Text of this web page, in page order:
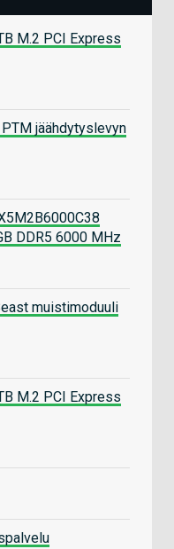
M.2 PCI Express
jäähdytyslevyn
DDR5 6000 MHz
muistimoduuli
M.2 PCI Express